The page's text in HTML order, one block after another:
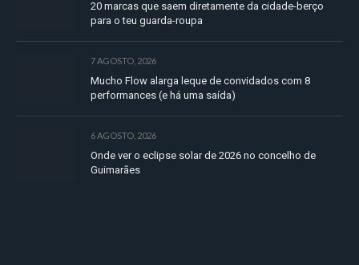
20 marcas que saem diretamente da cidade-berço
para o teu guarda-roupa
7 AGOSTO, 2026
Mucho Flow alarga leque de convidados com 8
performances (e há uma saída)
6 AGOSTO, 2026
Onde ver o eclipse solar de 2026 no concelho de
Guimarães